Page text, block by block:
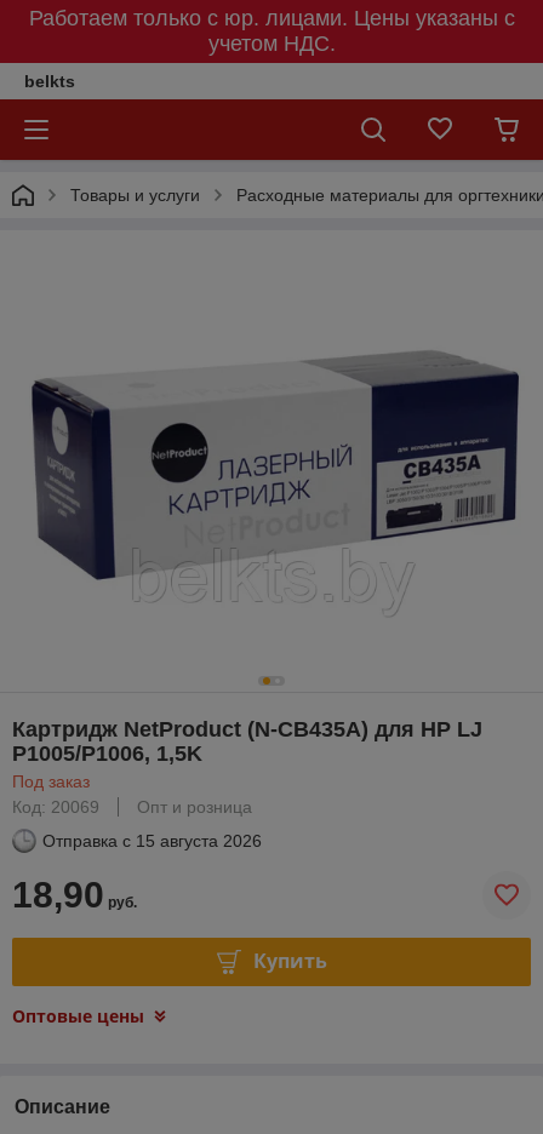
Работаем только с юр. лицами. Цены указаны c
учетом НДС.
belkts
Товары и услуги Расходные материалы для
Картридж NetProduct (N-CB435A) для HP LJ
P1005/P1006, 1,5K
Под заказ
Код: 20069
Опт и розница
Отправка с 15 августа 2026
18,90 руб.
Купить
Оптовые цены
Описание